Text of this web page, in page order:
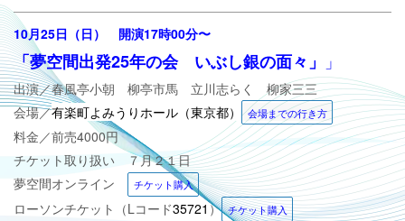
10月25日（日） 開演17時00分〜
「夢空間出発25年の会 いぶし銀の面々」 」
出演／春風亭小朝 柳亭市馬 立川志らく 柳家三三
会場／有楽町よみうりホール（東京都） 会場までの行き方
料金／前売4000円
チケット取り扱い ７月２１日
夢空間オンライン
チケット購入
ローソンチケット（Lコード35721） チケット購入